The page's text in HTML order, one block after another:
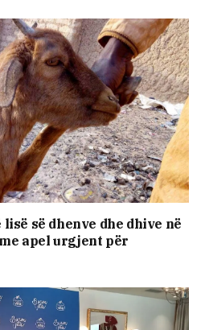
së dhenve dhe dhive në
apel urgjent për